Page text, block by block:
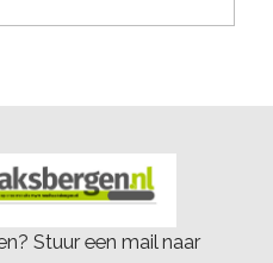
Stuur een mail naar